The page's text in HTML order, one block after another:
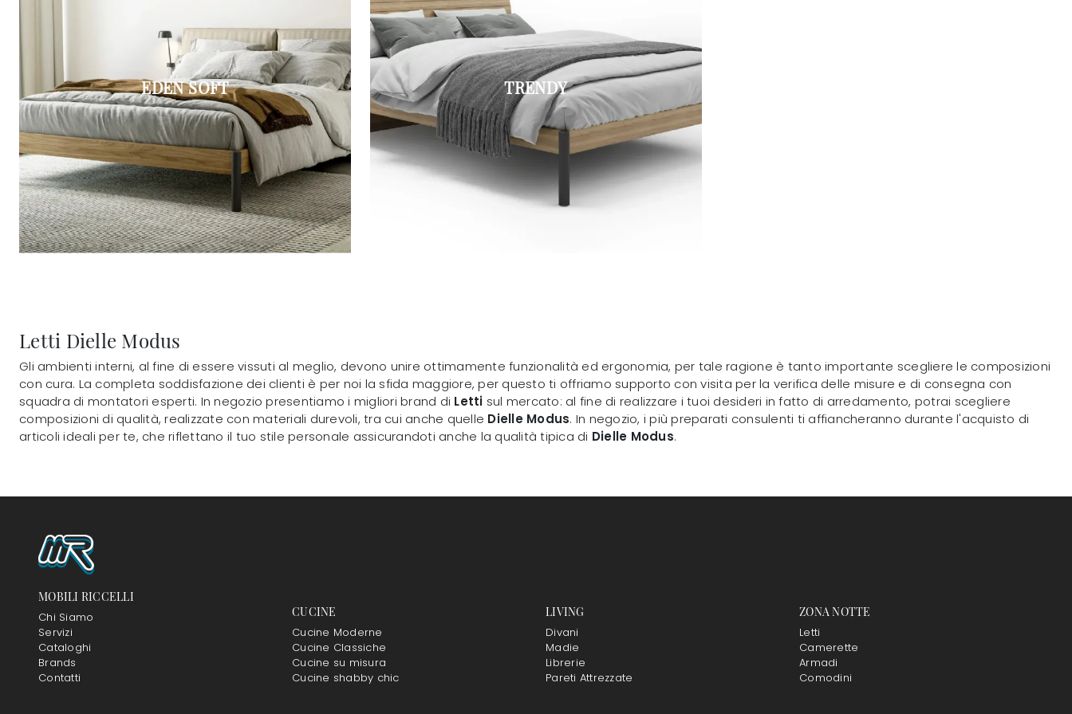
EDEN SOFT TRENDY
Letti Dielle Modus
Gli ambienti interni, al fine di essere vissuti al meglio, devono unire ottimamente funzionalità ed ergonomia, per tale ragione è tanto importante scegliere le composizioni
con cura. La completa soddisfazione dei clienti è per noi la sfida maggiore, per questo ti offriamo supporto con visita per la verifica delle misure e di consegna con
squadra di montatori esperti. In negozio presentiamo i migliori brand di Letti sul mercato: al fine di realizzare i tuoi desideri in fatto di arredamento, potrai scegliere
composizioni di qualità, realizzate con materiali durevoli, tra cui anche quelle Dielle Modus. In negozio, i più preparati consulenti ti affiancheranno durante l'acquisto di
articoli ideali per te, che riflettano il tuo stile personale assicurandoti anche la qualità tipica di Dielle Modus.
MOBILI RICCELLI
Chi Siamo
Servizi
Cataloghi
Brands
Contatti
CUCINE
Cucine Moderne
Cucine Classiche
Cucine su misura
Cucine shabby chic
LIVING
Divani
Madie
Librerie
Pareti Attrezzate
ZONA NOTTE
Letti
Camerette
Armadi
Comodini